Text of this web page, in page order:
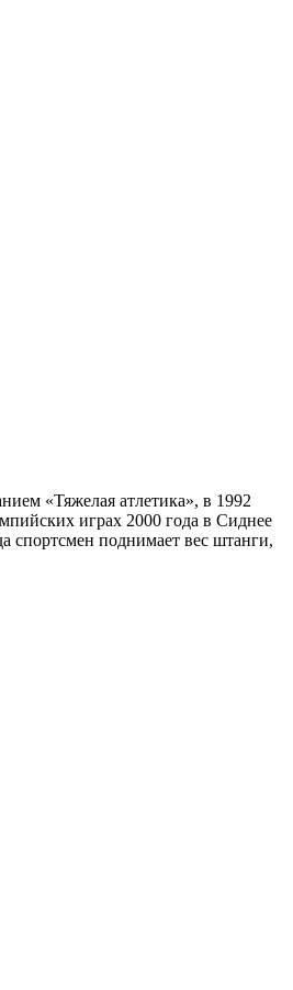
«Тяжелая атлетика», в 1992
играх 2000 года в Сиднее
спортсмен поднимает вес штанги,